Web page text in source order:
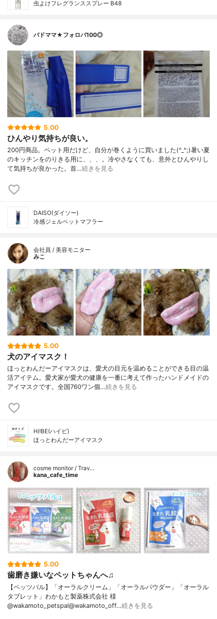
虫よけフレグランススプレー B48
バドママ★フォロバ100◎
5.00
ひんやり気持ちが良い。
200円商品。ペット用だけど、自分が巻くように買いました(^_^;)暑い夏
のキッチンをのりきる用に、、、。冷やさなくても、意外とひんやりし
て気持ちが良かった。首…続きを見る
DAISO(ダイソー)
冷感ジェルペットマフラー
会社員 / 美容モニター
みこ
5.00
犬のアイマスク！
ほっとわんだーアイマスクは、愛犬の目元を温めることができる目の温
活アイテム。愛犬家が愛犬の健康を一番に考えて作ったハンドメイドの
アイマスクです。全国760ワン個…続きを見る
Hi!BE(ハイビ)
ほっとわんだーアイマスク
cosme monitor / Trav…
kana_cafe_time
5.00
歯磨き嫌いなペットちゃんへ♫
【ペッツパル】「オーラルクリーム」「オーラルパウダー」「オーラル
タブレット」わかもと製薬株式会社 様
@wakamoto_petspal@wakamoto_off…続きを見る